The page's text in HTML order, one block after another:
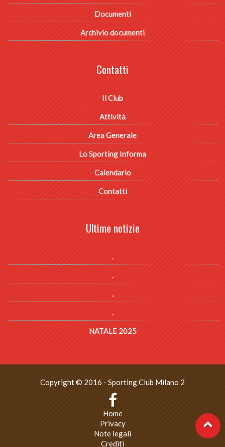
Documenti
Archivio documenti
Contatti
Il Club
Attività
Area Generale
Lo Sporting Informa
Calendario
Contatti
Ultime notizie
.
.
.
.
NATALE 2025
Copyright © 2016 - Sporting Club Milano 2
Home
Privacy
Note legali
Crediti